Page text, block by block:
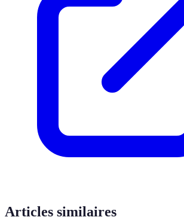
Articles similaires